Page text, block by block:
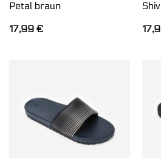
Petal braun
17,99 €